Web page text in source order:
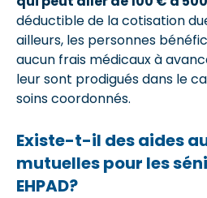
déductible de la cotisation
ailleurs, les personnes
aucun frais médicaux à
leur sont prodigués dans le
soins coordonnés.
Existe-t-il des aides
mutuelles pour les
EHPAD?